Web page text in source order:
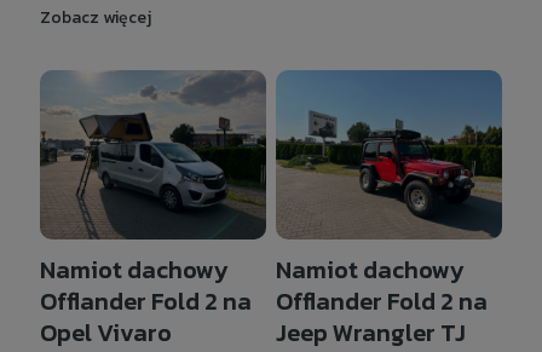
Zobacz więcej
Namiot dachowy
Offlander Fold 2 na
Opel Vivaro
Namiot dachowy
Offlander Fold 2 na
Jeep Wrangler TJ